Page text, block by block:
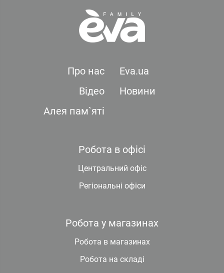
Про нас
Eva.ua
Відео
Новини
Алея пам`яті
Робота в офісі
Центральний офіс
Регіональні офіси
Робота у магазинах
Робота в магазинах
Робота на складі